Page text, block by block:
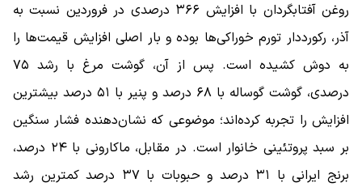
روغن آفتابگردان با افزایش ۳۶۶ درصدی در فروردین نسبت به
آذر، رکورددار تورم خوراکی‌ها بوده و بار اصلی افزایش قیمت‌ها را
به دوش کشیده است. پس از آن، گوشت مرغ با رشد ۷۵
درصدی، گوشت گوساله با ۶۸ درصد و پنیر با ۵۱ درصد بیشترین
افزایش را تجربه کرده‌اند؛ موضوعی که نشان‌دهنده فشار سنگین
بر سبد پروتئینی خانوار است. در مقابل، ماکارونی با ۲۴ درصد،
برنج ایرانی با ۳۱ درصد و حبوبات با ۳۷ درصد کمترین رشد